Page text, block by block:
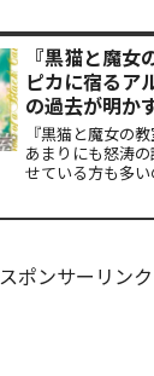
阿月総一が口に
い）」の謎まで
『黒猫と魔女
ピカに宿るア
の過去が明か
『黒猫と魔女の
あまりにも怒涛
せている方も多
スポンサーリンク